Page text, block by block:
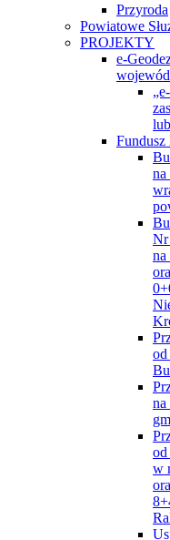
Przyroda
Powiatowe
PROJEKTY
e-
Fundusz
Nr
od
na
od
w